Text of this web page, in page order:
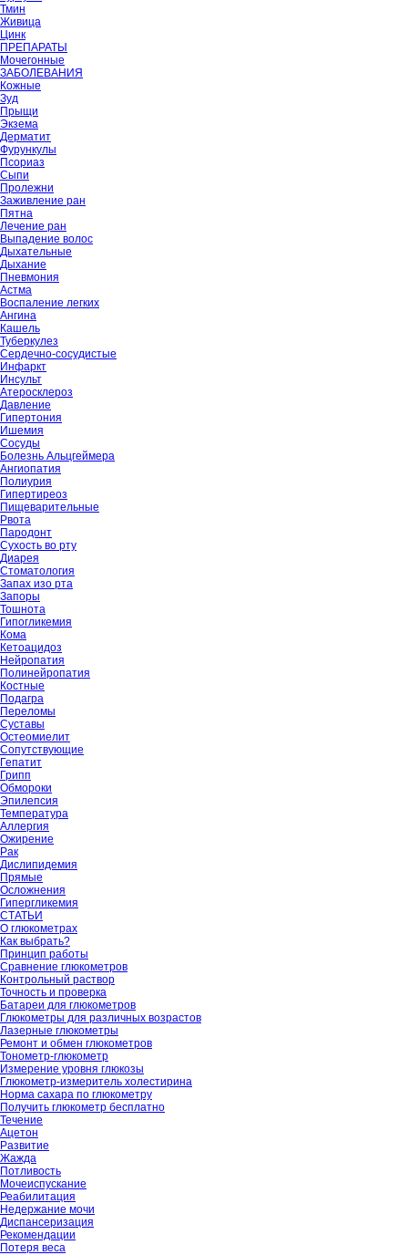
Тмин
Живица
Цинк
ПРЕПАРАТЫ
Мочегонные
ЗАБОЛЕВАНИЯ
Кожные
Зуд
Прыщи
Экзема
Дерматит
Фурункулы
Псориаз
Сыпи
Пролежни
Заживление ран
Пятна
Лечение ран
Выпадение волос
Дыхательные
Дыхание
Пневмония
Астма
Воспаление легких
Ангина
Кашель
Туберкулез
Сердечно-сосудистые
Инфаркт
Инсульт
Атеросклероз
Давление
Гипертония
Ишемия
Сосуды
Болезнь Альцгеймера
Ангиопатия
Полиурия
Гипертиреоз
Пищеварительные
Рвота
Пародонт
Сухость во рту
Диарея
Стоматология
Запах изо рта
Запоры
Тошнота
Гипогликемия
Кома
Кетоацидоз
Нейропатия
Полинейропатия
Костные
Подагра
Переломы
Суставы
Остеомиелит
Сопутствующие
Гепатит
Грипп
Обмороки
Эпилепсия
Температура
Аллергия
Ожирение
Рак
Дислипидемия
Прямые
Осложнения
Гипергликемия
СТАТЬИ
О глюкометрах
Как выбрать?
Принцип работы
Сравнение глюкометров
Контрольный раствор
Точность и проверка
Батареи для глюкометров
Глюкометры для различных возрастов
Лазерные глюкометры
Ремонт и обмен глюкометров
Тонометр-глюкометр
Измерение уровня глюкозы
Глюкометр-измеритель холестирина
Норма сахара по глюкометру
Получить глюкометр бесплатно
Течение
Ацетон
Развитие
Жажда
Потливость
Мочеиспускание
Реабилитация
Недержание мочи
Диспансеризация
Рекомендации
Потеря веса